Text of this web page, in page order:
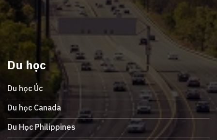
Du học
Du học Úc
Du học Canada
Du Học Philippines